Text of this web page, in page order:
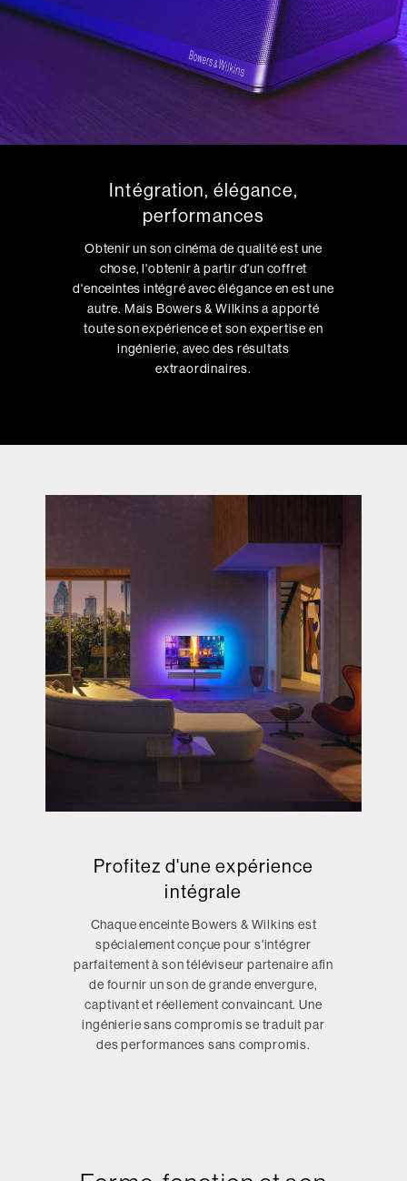
Intégration, élégance,
performances
Obtenir un son cinéma de qualité est une
chose, l'obtenir à partir d'un coffret
d'enceintes intégré avec élégance en est une
autre. Mais Bowers & Wilkins a apporté
toute son expérience et son expertise en
ingénierie, avec des résultats
extraordinaires.
Profitez d'une expérience
intégrale
Chaque enceinte Bowers & Wilkins est
spécialement conçue pour s'intégrer
parfaitement à son téléviseur partenaire afin
de fournir un son de grande envergure,
captivant et réellement convaincant. Une
ingénierie sans compromis se traduit par
des performances sans compromis.